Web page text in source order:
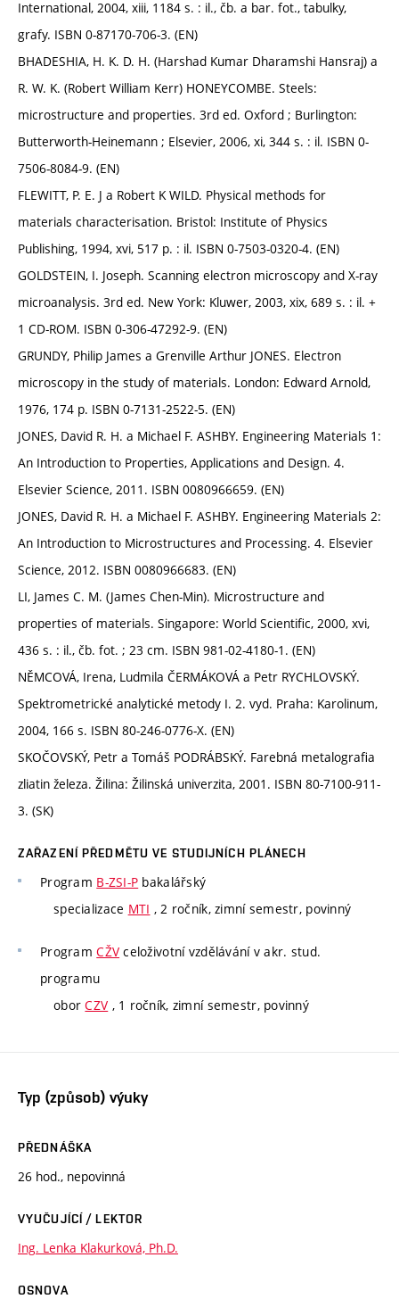
International, 2004, xiii, 1184 s. : il., čb. a bar. fot., tabulky,
grafy. ISBN 0-87170-706-3. (EN)
BHADESHIA, H. K. D. H. (Harshad Kumar Dharamshi Hansraj) a
R. W. K. (Robert William Kerr) HONEYCOMBE. Steels:
microstructure and properties. 3rd ed. Oxford ; Burlington:
Butterworth-Heinemann ; Elsevier, 2006, xi, 344 s. : il. ISBN 0-
7506-8084-9. (EN)
FLEWITT, P. E. J a Robert K WILD. Physical methods for
materials characterisation. Bristol: Institute of Physics
Publishing, 1994, xvi, 517 p. : il. ISBN 0-7503-0320-4. (EN)
GOLDSTEIN, I. Joseph. Scanning electron microscopy and X-ray
microanalysis. 3rd ed. New York: Kluwer, 2003, xix, 689 s. : il. +
1 CD-ROM. ISBN 0-306-47292-9. (EN)
GRUNDY, Philip James a Grenville Arthur JONES. Electron
microscopy in the study of materials. London: Edward Arnold,
1976, 174 p. ISBN 0-7131-2522-5. (EN)
JONES, David R. H. a Michael F. ASHBY. Engineering Materials 1:
An Introduction to Properties, Applications and Design. 4.
Elsevier Science, 2011. ISBN 0080966659. (EN)
JONES, David R. H. a Michael F. ASHBY. Engineering Materials 2:
An Introduction to Microstructures and Processing. 4. Elsevier
Science, 2012. ISBN 0080966683. (EN)
LI, James C. M. (James Chen-Min). Microstructure and
properties of materials. Singapore: World Scientific, 2000, xvi,
436 s. : il., čb. fot. ; 23 cm. ISBN 981-02-4180-1. (EN)
NĚMCOVÁ, Irena, Ludmila ČERMÁKOVÁ a Petr RYCHLOVSKÝ.
Spektrometrické analytické metody I. 2. vyd. Praha: Karolinum,
2004, 166 s. ISBN 80-246-0776-X. (EN)
SKOČOVSKÝ, Petr a Tomáš PODRÁBSKÝ. Farebná metalografia
zliatin železa. Žilina: Žilinská univerzita, 2001. ISBN 80-7100-911-
3. (SK)
ZAŘAZENÍ PŘEDMĚTU VE STUDIJNÍCH PLÁNECH
Program B-ZSI-P bakalářský
specializace MTI , 2 ročník, zimní semestr, povinný
ProgramCŽV celoživotní vzdělávání v akr. stud.
programu
oborCZV , 1 ročník, zimní semestr, povinný
Typ (způsob) výuky
PŘEDNÁŠKA
26 hod., nepovinná
VYUČUJÍCÍ / LEKTOR
Ing. Lenka Klakurková, Ph.D.
OSNOVA